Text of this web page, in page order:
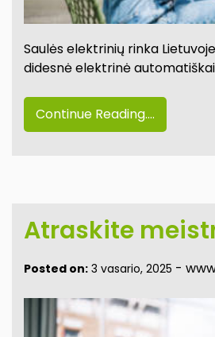
Saulės elektrinių rinka
didesnė elektrinė
Continue Reading....
Atraskite
Posted on: 3 vasario, 2025 -